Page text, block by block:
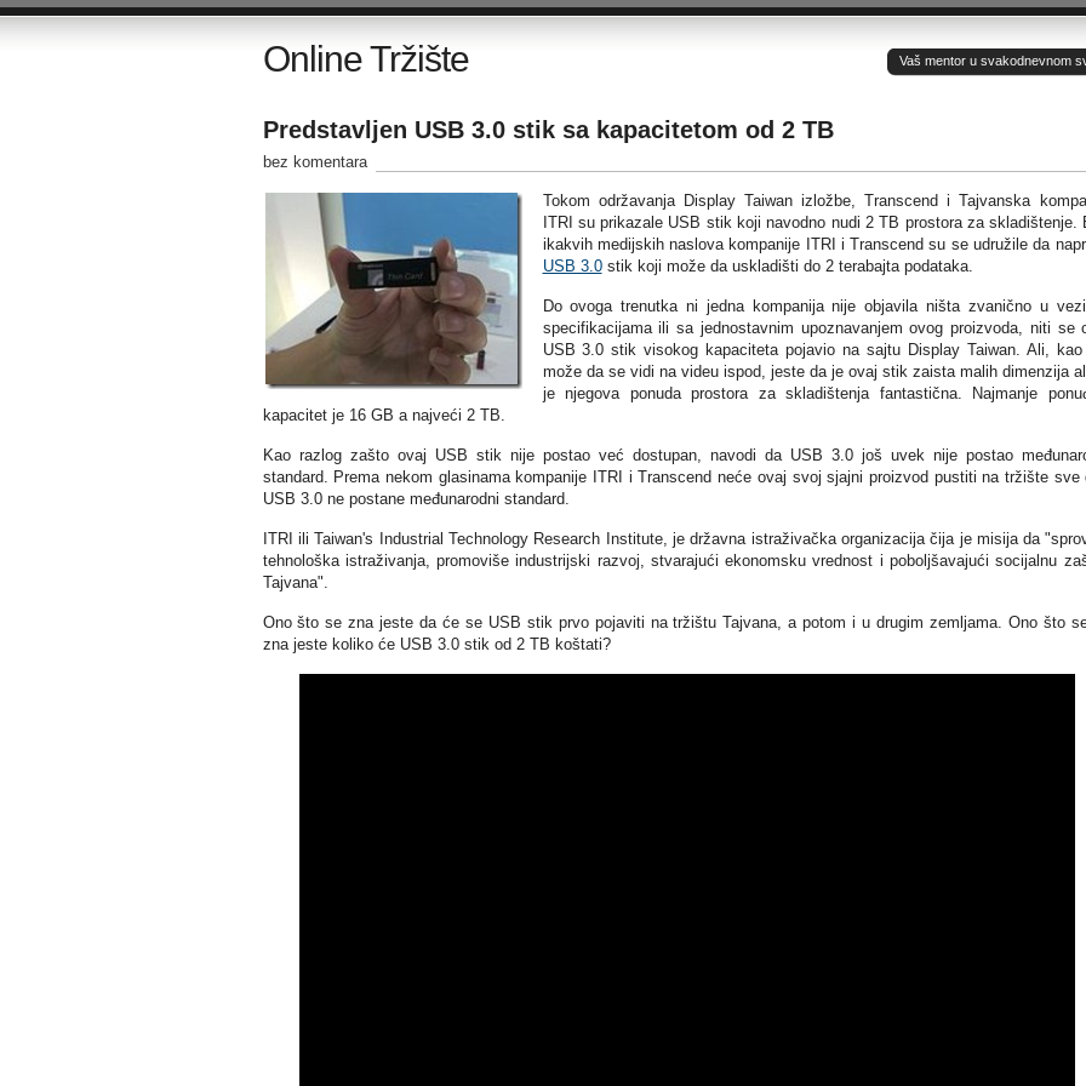
Online Tržište Vaš mentor u svakodnevnom
Predstavljen USB 3.0 stik sa kapacitetom od 2 TB
bez komentara
Tokom održavanja Display Taiwan izložbe, Transcend i Tajvanska
ITRI su prikazale USB stik koji navodno nudi 2 TB prostora za skladištenje.
ikakvih medijskih naslova kompanije ITRI i Transcend su se udružile da
USB 3.0stik koji može da uskladišti do 2 terabajta podataka.
Do ovoga trenutka ni jedna kompanija nije objavila ništa zvanično u
specifikacijama ili sa jednostavnim upoznavanjem ovog proizvoda, niti se
USB 3.0 stik visokog kapaciteta pojavio na sajtu Display Taiwan. Ali,
može da se vidi na videu ispod, jeste da je ovaj stik zaista malih dimenzija
je njegova ponuda prostora za skladištenja fantastična. Najmanje
kapacitet je 16 GB a najveći 2 TB.
Kao razlog zašto ovaj USB stik nije postao već dostupan, navodi da USB 3.0 još uvek nije postao
standard. Prema nekom glasinama kompanije ITRI i Transcend neće ovaj svoj sjajni proizvod pustiti na tržište sve
USB 3.0 ne postane međunarodni standard.
ITRI ili Taiwan's Industrial Technology Research Institute, je državna istraživačka organizacija čija je misija da
tehnološka istraživanja, promoviše industrijski razvoj, stvarajući ekonomsku vrednost i poboljšavajući socijalnu
Tajvana".
Ono što se zna jeste da će se USB stik prvo pojaviti na tržištu Tajvana, a potom i u drugim zemljama. Ono što
zna jeste koliko će USB 3.0 stik od 2 TB koštati?